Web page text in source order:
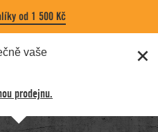
od 1 500 Kč
vaše
prodejnu.